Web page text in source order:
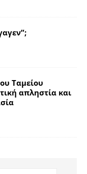
Ταμείου
απληστία και